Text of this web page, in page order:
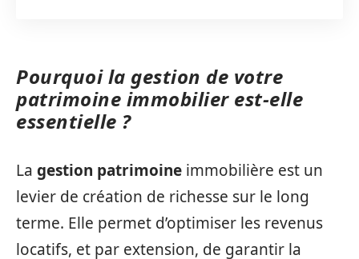
Pourquoi la gestion de votre
patrimoine immobilier est-elle
essentielle ?
La gestion patrimoine immobilière est un
levier de création de richesse sur le long
terme. Elle permet d’optimiser les revenus
locatifs, et par extension, de garantir la